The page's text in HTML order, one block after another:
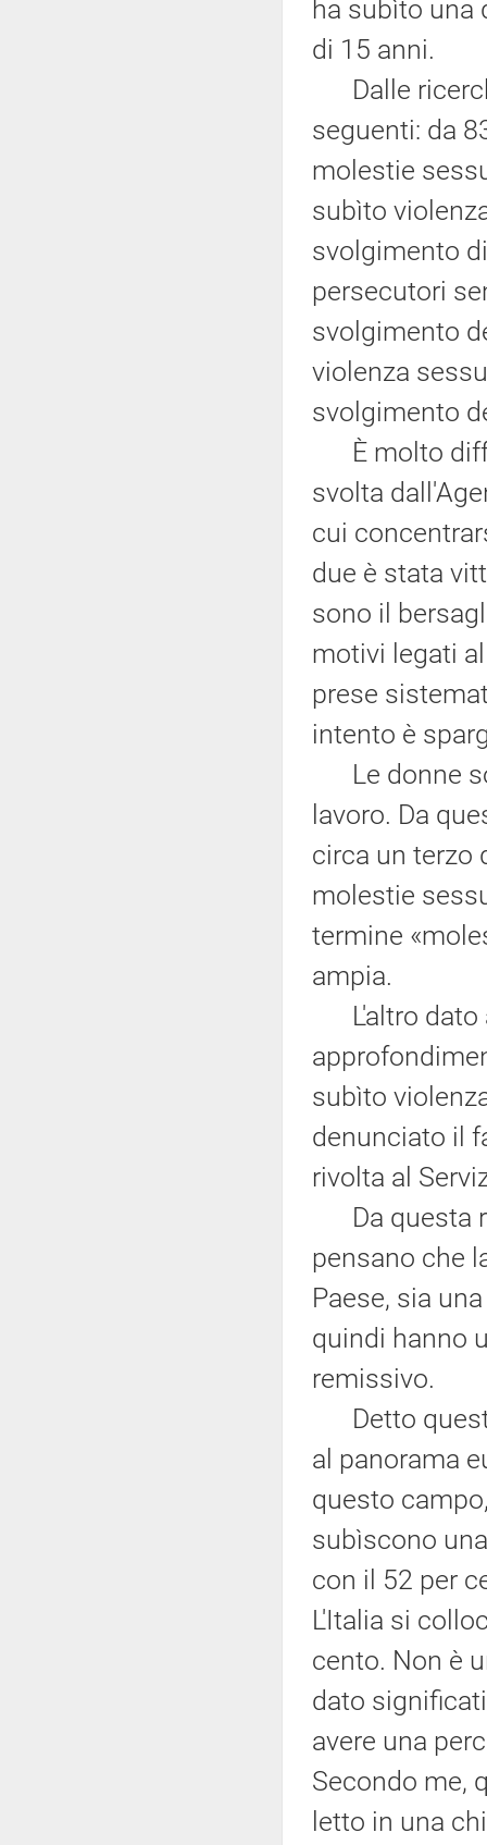
ha subìto una
di 15 anni.
Dalle
seguenti: da
molestie
subìto
svolgimento
persecutori
svolgimento
violenza
svolgimento
È molto
svolta
cui
due è stata
sono il
motivi legati
prese
intento è
Le donne
lavoro. Da
circa un terzo
molestie
termine
ampia.
L'altro dato
subìto
denunciato il
rivolta al
Da questa
pensano che
Paese, sia
quindi hanno
remissivo.
Detto
al panorama
questo
subìscono
con il 52 per
L'Italia si
cento. Non è
dato
avere una
Secondo me,
letto in una